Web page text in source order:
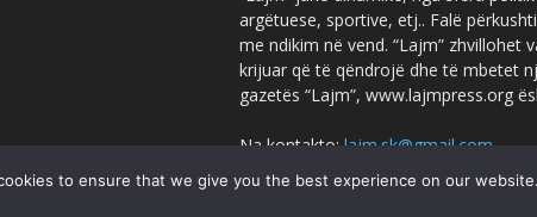
argëtuese, sportive, etj.. Falë
me ndikim në vend. “Lajm” zhvillohet
krijuar që të qëndrojë dhe të mbetet
gazetës “Lajm”, www.lajmpress.org
Na kontakto:lajm.sk@gmail.com
to ensure that we give you the best experience on our